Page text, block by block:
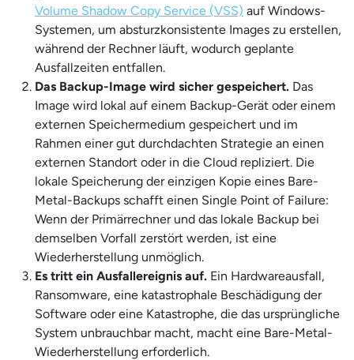
Volume Shadow Copy Service (VSS) auf Windows-
Systemen, um absturzkonsistente Images zu erstellen,
während der Rechner läuft, wodurch geplante
Ausfallzeiten entfallen.
Das Backup-Image wird sicher gespeichert. Das
Image wird lokal auf einem Backup-Gerät oder einem
externen Speichermedium gespeichert und im
Rahmen einer gut durchdachten Strategie an einen
externen Standort oder in die Cloud repliziert. Die
lokale Speicherung der einzigen Kopie eines Bare-
Metal-Backups schafft einen Single Point of Failure:
Wenn der Primärrechner und das lokale Backup bei
demselben Vorfall zerstört werden, ist eine
Wiederherstellung unmöglich.
Es tritt ein Ausfallereignis auf. Ein Hardwareausfall,
Ransomware, eine katastrophale Beschädigung der
Software oder eine Katastrophe, die das ursprüngliche
System unbrauchbar macht, macht eine Bare-Metal-
Wiederherstellung erforderlich.